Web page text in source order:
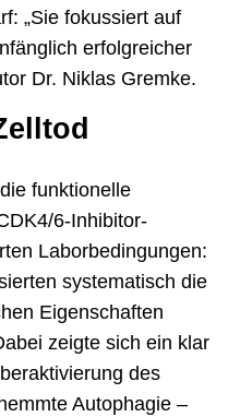
„Sie fokussiert auf
erfolgreicher
Dr. Niklas Gremke.
funktionelle
6-Inhibitor-
Laborbedingungen:
systematisch die
Eigenschaften
zeigte sich ein klar
des
Autophagie –